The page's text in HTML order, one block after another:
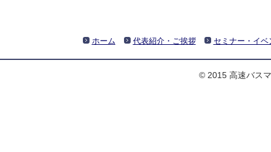
ホーム 代表紹介・ご挨拶 セミナー・イベ
© 2015 高速バス